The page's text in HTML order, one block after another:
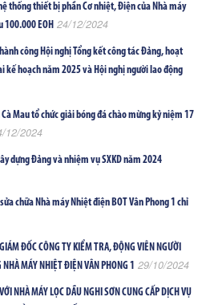
thống thiết bị phần Cơ nhiệt, Điện của Nhà máy
100.000 EOH 24/12/2024
công Hội nghị Tổng kết công tác Đảng, hoạt
kế hoạch năm 2025 và Hội nghị người lao động
Mau tổ chức giải bóng đá chào mừng kỷ niệm 17
12/2024
dựng Đảng và nhiệm vụ SXKD năm 2024
chữa Nhà máy Nhiệt điện BOT Vân Phong 1 chỉ
ĐỐC CÔNG TY KIỂM TRA, ĐỘNG VIÊN NGƯỜI
MÁY NHIỆT ĐIỆN VÂN PHONG 1 29/10/2024
NHÀ MÁY LỌC DẦU NGHI SƠN CUNG CẤP DỊCH VỤ